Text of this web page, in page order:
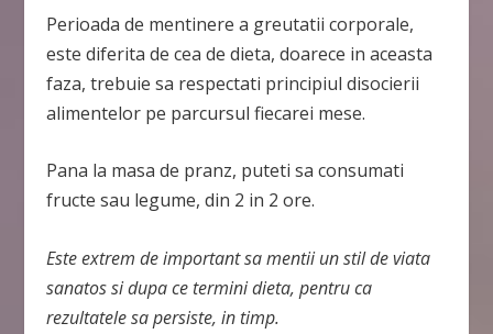
Perioada de mentinere a greutatii corporale,
este diferita de cea de dieta, doarece in aceasta
faza, trebuie sa respectati principiul disocierii
alimentelor pe parcursul fiecarei mese.
Pana la masa de pranz, puteti sa consumati
fructe sau legume, din 2 in 2 ore.
Este extrem de important sa mentii un stil de viata
sanatos si dupa ce termini dieta, pentru ca
rezultatele sa persiste, in timp.